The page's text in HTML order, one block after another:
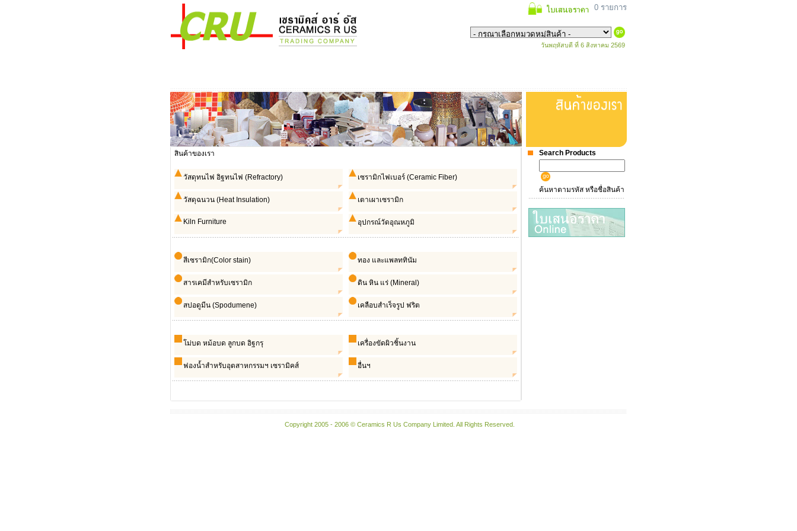
0 รายการ
วันพฤหัสบดี ที่ 6 สิงหาคม 2569
Search Products
ค้นหาตามรหัส หรือชื่อสินค้า
สินค้าของเรา
วัสดุทนไฟ อิฐทนไฟ (Refractory) เซรามิกไฟเบอร์ (Ceramic Fiber)
วัสดุฉนวน (Heat Insulation) เตาเผาเซรามิก
Kiln Furniture อุปกรณ์วัดอุณหภูมิ
สีเซรามิก(Color stain) ทอง และแพลททินัม
สารเคมีสำหรับเซรามิก ดิน หิน แร่ (Mineral)
สปอดูมีน (Spodumene) เคลือบสำเร็จรูป ฟริต
โม่บด หม้อบด ลูกบด อิฐกรุ เครื่องขัดผิวชิ้นงาน
ฟองน้ำสำหรับอุตสาหกรรมฯ เซรามิคส์ อื่นฯ
Copyright 2005 - 2006 © Ceramics R Us Company Limited. All Rights Reserved.